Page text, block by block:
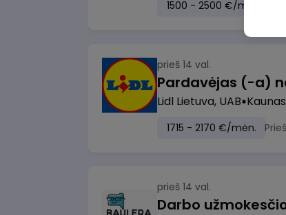
1500 - 2500 €/mėn.
prieš 14 val.
Lidl Lietuva, UAB Kaunas
1715 - 2170 €/mėn.
prieš 14 val.
Darbo